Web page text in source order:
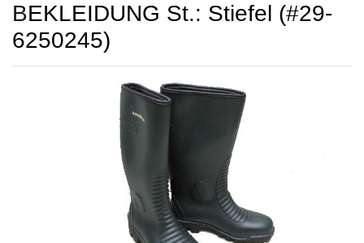
BEKLEIDUNG St.: Stiefel (#29-
6250245)